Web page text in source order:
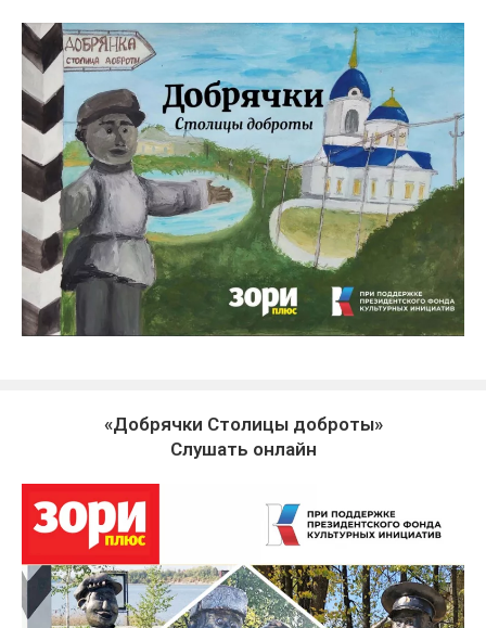
«Добрячки Столицы доброты»
Слушать онлайн